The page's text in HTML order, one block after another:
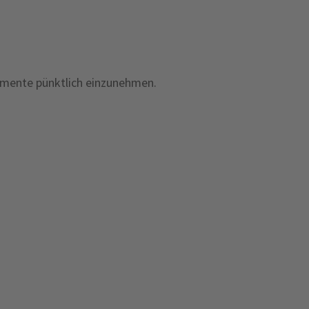
pünktlich einzunehmen.